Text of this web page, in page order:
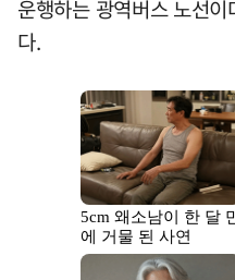
운행하는 광역버스 노선
다.